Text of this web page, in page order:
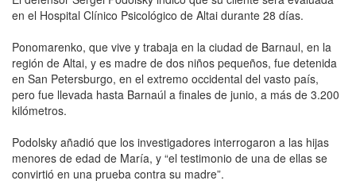
en el Hospital Clínico Psicológico de Altai durante 28 días.
Ponomarenko, que vive y trabaja en la ciudad de Barnaul, en la
región de Altai, y es madre de dos niños pequeños, fue detenida
en San Petersburgo, en el extremo occidental del vasto país,
pero fue llevada hasta Barnaúl a finales de junio, a más de 3.200
kilómetros.
Podolsky añadió que los investigadores interrogaron a las hijas
menores de edad de María, y “el testimonio de una de ellas se
convirtió en una prueba contra su madre”.